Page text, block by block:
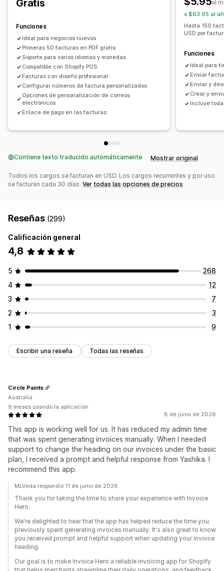
Gestión de archivos
Automatización de correos electrónicos
Generación de PDF
Seguridad de los datos
Sincronización de datos automatizada
Gratis
Funciones
Ideal para negocios nuevos
Primeras 50 facturas en PDF gratis
Soporte para varios idiomas y monedas
Compatible con Shopify POS
Facturas con diseño profesional
Configurar números de factura personalizados
Opciones de personalización de correos
electrónicos
Enlace de pago en las facturas
al
o $63.95 al
Hasta 150
USD por
Funciones
Ideal para
Enviar
Enviar y
Crear y
Incluye
Contiene texto traducido automáticamente Mostrar original
Todos los cargos se facturan en USD. Los cargos recurrentes y por uso
se facturan cada 30 días. Ver todas las opciones de precios
Reseñas (299)
Calificación general
4,8
5
268
4
12
3
7
2
3
1
9
Escribir una reseña Todas las reseñas
8 de junio de 2026
This app is working well for us. It has reduced my admin time
that was spent generating invoices manually. When I needed
support to change the heading on our invoices under the basic
plan, I received a prompt and helpful response from Yashika. I
recommend this app.
Circle Paints
Australia
9 meses usando la aplicación
MLVeda respondió 11 de junio de 2026
Thank you for taking the time to share your experience with Invoice
Hero.
We're delighted to hear that the app has helped reduce the time you
previously spent generating invoices manually. It's also great to know
you received prompt and helpful support when updating your invoice
heading.
Our goal is to make Invoice Hero a reliable invoicing app for Shopify